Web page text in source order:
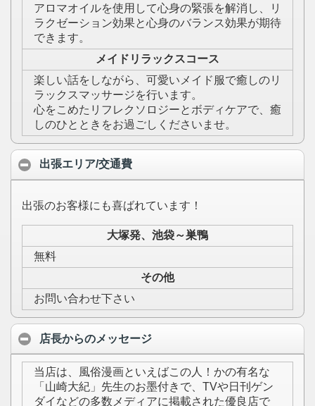
アロマオイルを使用して心身の緊張を解消し、リ
ラクゼーション効果と心身のバランス効果が期待
できます。
メイドリラックスコース
楽しい話をしながら、可愛いメイド服で癒しのリ
ラックスマッサージを行います。
心をこめたリフレクソロジーとボディケアで、癒
しのひとときをお過ごしくださいませ。
出張エリア/交通費
出張のお客様にも喜ばれています！
大塚発、池袋～巣鴨
無料
その他
お問い合わせ下さい
店長からのメッセージ
当店は、風俗漫画といえばこの人！かの有名な
「山崎大紀」先生のお墨付きで、TVや日刊ゲン
ダイなどの多数メディアに掲載された優良店で